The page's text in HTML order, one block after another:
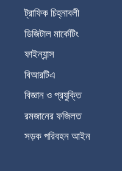
ট্রাফিক চিহ্নাবলী
ডিজিটাল মার্কেটিং
ফাইন্যান্স
বিআরটিএ
বিজ্ঞান ও প্রযুক্তি
রমজানের ফজিলত
সড়ক পরিবহন আইন